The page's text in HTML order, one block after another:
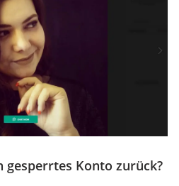
gesperrtes Konto zurück?